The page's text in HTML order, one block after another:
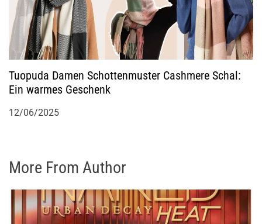
Tuopuda Damen Schottenmuster Cashmere Schal:
Ein warmes Geschenk
12/06/2025
More From Author